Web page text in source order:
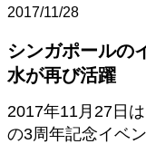
2017/11/28
シンガポールの
水が再び活躍
2017年11月27日
の3周年記念イベ